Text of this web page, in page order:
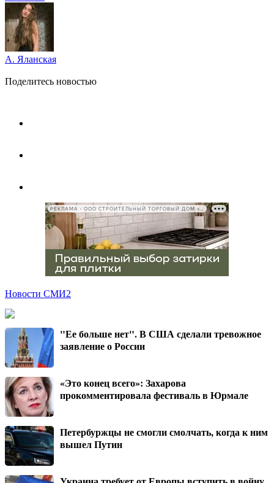
А. Яланская
Поделитесь новостью
Новости СМИ2
"Ее больше нет". В США сделали тревожное
заявление о России
«Это конец всего»: Захарова
прокомментировала фестиваль в Юрмале
Петербуржцы не смогли смолчать, когда к ним
вышел Путин